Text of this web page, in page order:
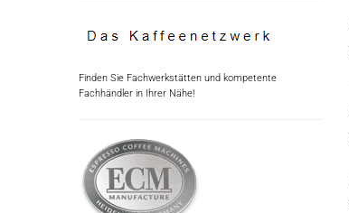
Finden Sie Fachwerkstätten und kompetente
Fachhändler in Ihrer Nähe!